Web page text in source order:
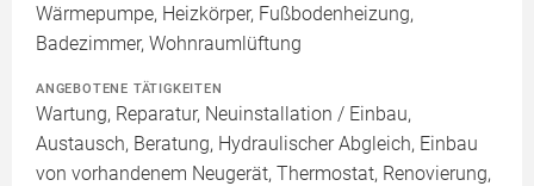
Wärmepumpe, Heizkörper, Fußbodenheizung,
Badezimmer, Wohnraumlüftung
ANGEBOTENE TÄTIGKEITEN
Wartung, Reparatur, Neuinstallation / Einbau,
Austausch, Beratung, Hydraulischer Abgleich, Einbau
von vorhandenem Neugerät, Thermostat, Renovierung,